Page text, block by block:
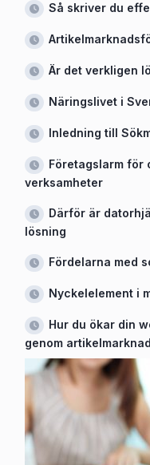
Så skriver du
Är det verkligen
Näringslivet i
Inledning till
Företagslarm för
verksamheter
Därför är
lösning
Fördelarna med
Nyckelelement i
Hur du ökar din
genom